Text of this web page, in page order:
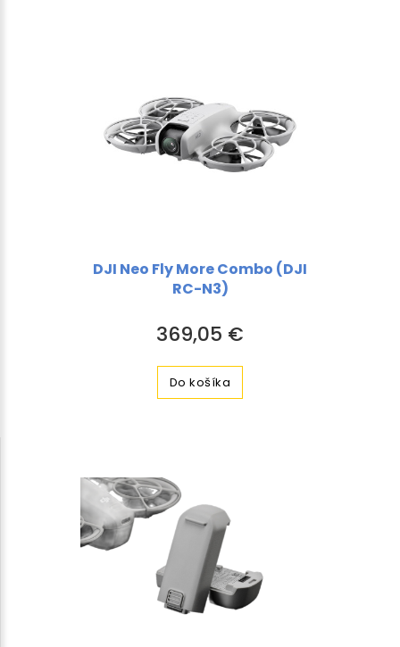
DJI Neo Fly More Combo (DJI
RC-N3)
369,05 €
Do košíka